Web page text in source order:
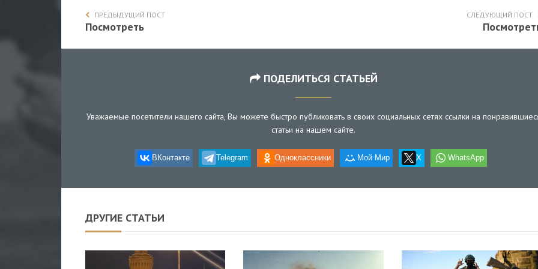
ПРЕДЫДУЩИЙ ПОСТ
Посмотреть
СЛЕДУЮЩИЙ ПОСТ
ПОДЕЛИТЬСЯ СТАТЬЕЙ
Уважаемые посетители нашего сайта, Вы можете быстро публиковать в своих социальных сетях ссылки на
статьи на нашем сайте.
ВКонтакте Telegram Одноклассники Мой Мир X WhatsApp
ДРУГИЕ СТАТЬИ